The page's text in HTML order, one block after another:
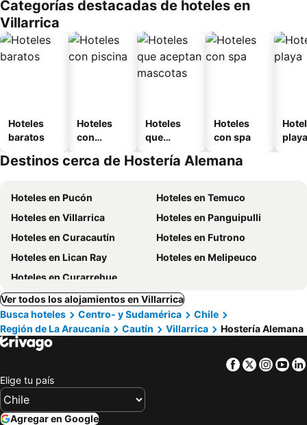
o
Categorías destacadas de hoteles en
Villarrica
Hoteles
baratos
Hoteles
con
Hoteles
que
mascotas
Hoteles
con spa
playa
Destinos cerca de Hostería Alemana
Hoteles en Pucón
Hoteles en Temuco
Hoteles en Villarrica
Hoteles en Panguipulli
Hoteles en Curacautín
Hoteles en Futrono
Hoteles en Lican Ray
Hoteles en Melipeuco
Hoteles en Curarrehue
Ver todos los alojamientos en Villarrica
Busca hoteles
Centro- y Sudamérica
Chile
Región de La Araucanía
Cautín Villarrica Hostería Alemana
Facebook
Twitter
Elige tu país
Agregar en Google